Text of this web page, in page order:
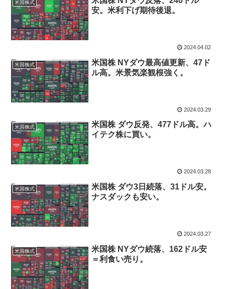
米国株式
安。米利下げ期待後退。
2024.04.02
米国株式
米国株 NYダウ最高値更新、47ド
ル高。米景気楽観根強く。
2024.03.29
米国株式
米国株 ダウ反発、477ドル高。ハ
イテク株に買い。
2024.03.28
米国株式
米国株 ダウ3日続落、31ドル安。
ナスダックも安い。
2024.03.27
米国株式
米国株 NYダウ続落、162ドル安
＝利食い売り。